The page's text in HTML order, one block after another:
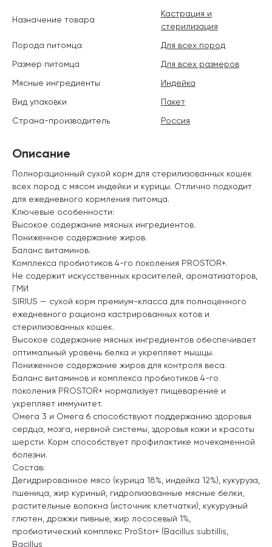
Описание
Полнорационный сухой корм для стерилизованных кошек
всех пород с мясом индейки и курицы. Отлично подходит
для ежедневного кормления питомца.
Ключевые особенности:
Высокое содержание мясных ингредиентов.
Пониженное содержание жиров.
Баланс витаминов.
Комплекса пробиотиков 4-го поколения PROSTOR+.
Не содержит искусственных красителей, ароматизаторов,
ГМИ
SIRIUS — сухой корм премиум-класса для полноценного
ежедневного рациона кастрированных котов и
стерилизованных кошек.
Высокое содержание мясных ингредиентов обеспечивает
оптимальный уровень белка и укрепляет мышцы.
Пониженное содержание жиров для контроля веса.
Баланс витаминов и комплекса пробиотиков 4-го
поколения PROSTOR+ нормализует пищеварение и
укрепляет иммунитет.
Омега 3 и Омега 6 способствуют поддержанию здоровья
сердца, мозга, нервной системы, здоровья кожи и красоты
шерсти. Корм способствует профилактике мочекаменной
болезни.
Состав:
Дегидрированное мясо (курица 18%, индейка 12%), кукуруза,
пшеница, жир куриный, гидролизованные мясные белки,
растительные волокна (источник клетчатки), кукурузный
глютен, дрожжи пивные, жир лососевый 1%,
пробиотический комплекс ProStor+ (Bacillus subtillis,
Bacillus
Назначение товара
Кастрация и
стерилизация
Порода питомца
Для всех пород
Размер питомца
Для всех размеров
Мясные ингредиенты
Индейка
Вид упаковки
Пакет
Страна-производитель
Россия